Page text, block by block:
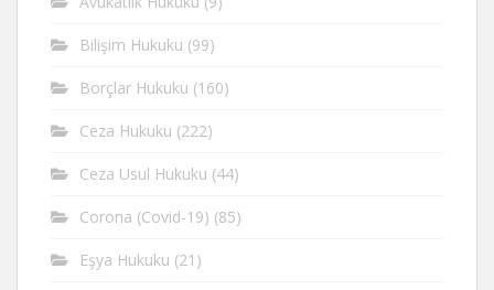
Bilişim Hukuku (99)
Borçlar Hukuku (160)
Ceza Hukuku (222)
Ceza Usul Hukuku (44)
Corona (Covid-19) (85)
Eşya Hukuku (21)